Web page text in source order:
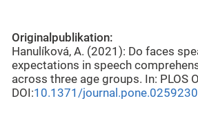
Originalpublikation:
Hanulíková, A. (2021): Do faces
expectations in speech
across three age groups. In: PLOS
DOI:10.1371/journal.pone.0259230